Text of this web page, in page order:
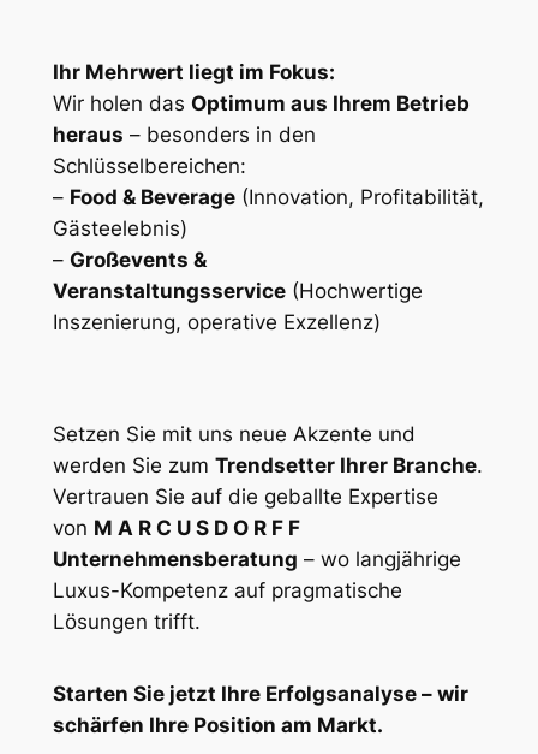
Ihr Mehrwert liegt im Fokus:
Wir holen das Optimum aus Ihrem Betrieb
heraus – besonders in den
Schlüsselbereichen:
– Food & Beverage(Innovation, Profitabilität,
Gästeelebnis)
– Großevents &
Veranstaltungsservice(Hochwertige
Inszenierung, operative Exzellenz)
Setzen Sie mit uns neue Akzente und
werden Sie zum Trendsetter Ihrer Branche.
Vertrauen Sie auf die geballte Expertise
von M A R C U S D O R F F
Unternehmensberatung – wo langjährige
Luxus-Kompetenz auf pragmatische
Lösungen trifft.
Starten Sie jetzt Ihre Erfolgsanalyse – wir
schärfen Ihre Position am Markt.